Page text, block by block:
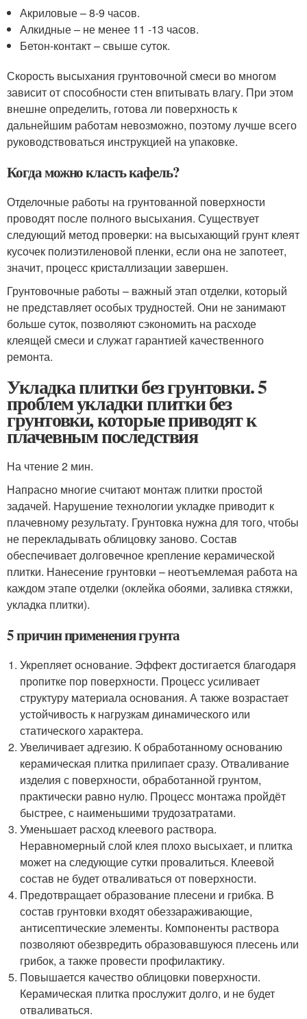
Акриловые – 8-9 часов.
Алкидные – не менее 11 -13 часов.
Бетон-контакт – свыше суток.
Скорость высыхания грунтовочной смеси во многом
зависит от способности стен впитывать влагу. При этом
внешне определить, готова ли поверхность к
дальнейшим работам невозможно, поэтому лучше всего
руководствоваться инструкцией на упаковке.
Когда можно класть кафель?
Отделочные работы на грунтованной поверхности
проводят после полного высыхания. Существует
следующий метод проверки: на высыхающий грунт клеят
кусочек полиэтиленовой пленки, если она не запотеет,
значит, процесс кристаллизации завершен.
Грунтовочные работы – важный этап отделки, который
не представляет особых трудностей. Они не занимают
больше суток, позволяют сэкономить на расходе
клеящей смеси и служат гарантией качественного
ремонта.
Укладка плитки без грунтовки. 5
проблем укладки плитки без
грунтовки, которые приводят к
плачевным последствия
На чтение 2 мин.
Напрасно многие считают монтаж плитки простой
задачей. Нарушение технологии укладке приводит к
плачевному результату. Грунтовка нужна для того, чтобы
не перекладывать облицовку заново. Состав
обеспечивает долговечное крепление керамической
плитки. Нанесение грунтовки – неотъемлемая работа на
каждом этапе отделки (оклейка обоями, заливка стяжки,
укладка плитки).
5 причин применения грунта
Укрепляет основание. Эффект достигается благодаря
пропитке пор поверхности. Процесс усиливает
структуру материала основания. А также возрастает
устойчивость к нагрузкам динамического или
статического характера.
Увеличивает адгезию. К обработанному основанию
керамическая плитка прилипает сразу. Отваливание
изделия с поверхности, обработанной грунтом,
практически равно нулю. Процесс монтажа пройдёт
быстрее, с наименьшими трудозатратами.
Уменьшает расход клеевого раствора.
Неравномерный слой клея плохо высыхает, и плитка
может на следующие сутки провалиться. Клеевой
состав не будет отваливаться от поверхности.
Предотвращает образование плесени и грибка. В
состав грунтовки входят обеззараживающие,
антисептические элементы. Компоненты раствора
позволяют обезвредить образовавшуюся плесень или
грибок, а также провести профилактику.
Повышается качество облицовки поверхности.
Керамическая плитка прослужит долго, и не будет
отваливаться.